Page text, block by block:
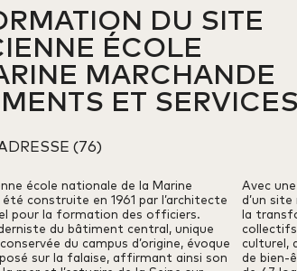
DU SITE
ÉCOLE
MARCHANDE
ET SERVICES
(76)
école nationale de la Marine
construite en 1961 par l’architecte
pour la formation des officiers.
du bâtiment central, unique
du campus d’origine, évoque
sur la falaise, affirmant ainsi son
Avec
d’un
la
culturel,
de bien-